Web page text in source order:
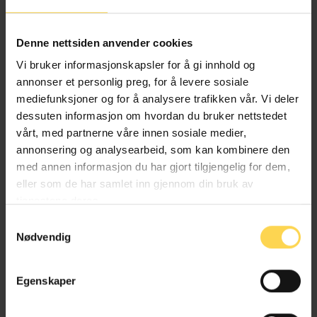
Denne nettsiden anvender cookies
Vi bruker informasjonskapsler for å gi innhold og
annonser et personlig preg, for å levere sosiale
mediefunksjoner og for å analysere trafikken vår. Vi deler
dessuten informasjon om hvordan du bruker nettstedet
vårt, med partnerne våre innen sosiale medier,
annonsering og analysearbeid, som kan kombinere den
med annen informasjon du har gjort tilgjengelig for dem,
eller som de har samlet inn gjennom din bruk av
Nødvendig
Egenskaper
Helse- og omsorgsrett
Angrerettloven
EU/EØS-rett
Forbruker-, kjøps- og konkurranserett